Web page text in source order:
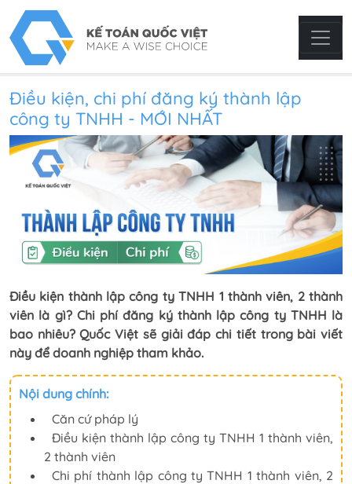
Điều kiện, chi phí đăng ký thành lập
công ty TNHH - MỚI NHẤT
Điều kiện thành lập công ty TNHH 1 thành viên, 2 thành
viên là gì? Chi phí đăng ký thành lập công ty TNHH là
bao nhiêu? Quốc Việt sẽ giải đáp chi tiết trong bài viết
này để doanh nghiệp tham khảo.
Nội dung chính:
Căn cứ pháp lý
Điều kiện thành lập công ty TNHH 1 thành viên,
2 thành viên
Chi phí thành lập công ty TNHH 1 thành viên, 2